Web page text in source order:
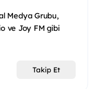
Medya Grubu,
ve Joy FM gibi
Takip Et